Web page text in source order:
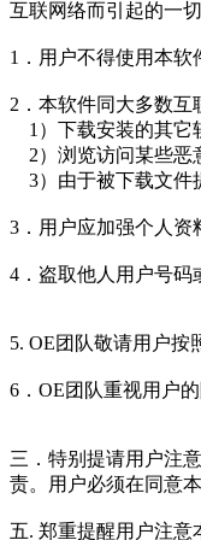
互联网络而引起的一
1．用户不得使用本软
2．本软件同大多数互
1）下载安装的其它
2）浏览访问某些恶
3）由于被下载文件
3．用户应加强个人资
4．盗取他人用户号码
5. OE团队敬请用户按
6．OE团队重视用户
三．特别提请用户注
责。用户必须在同意
五. 郑重提醒用户注